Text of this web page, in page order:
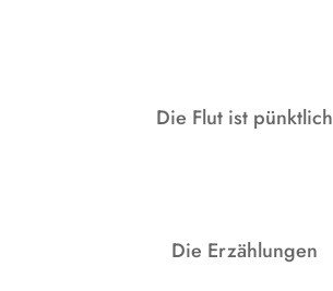
Die Flut ist pünktlich
Die Erzählungen